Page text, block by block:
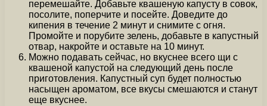
перемешайте. Добавьте квашеную капусту в совок,
посолите, поперчите и посейте. Доведите до
кипения в течение 2 минут и снимите с огня.
Промойте и порубите зелень, добавьте в капустный
отвар, накройте и оставьте на 10 минут.
Можно подавать сейчас, но вкуснее всего щи с
квашеной капустой на следующий день после
приготовления. Капустный суп будет полностью
насыщен ароматом, все вкусы смешаются и станут
еще вкуснее.